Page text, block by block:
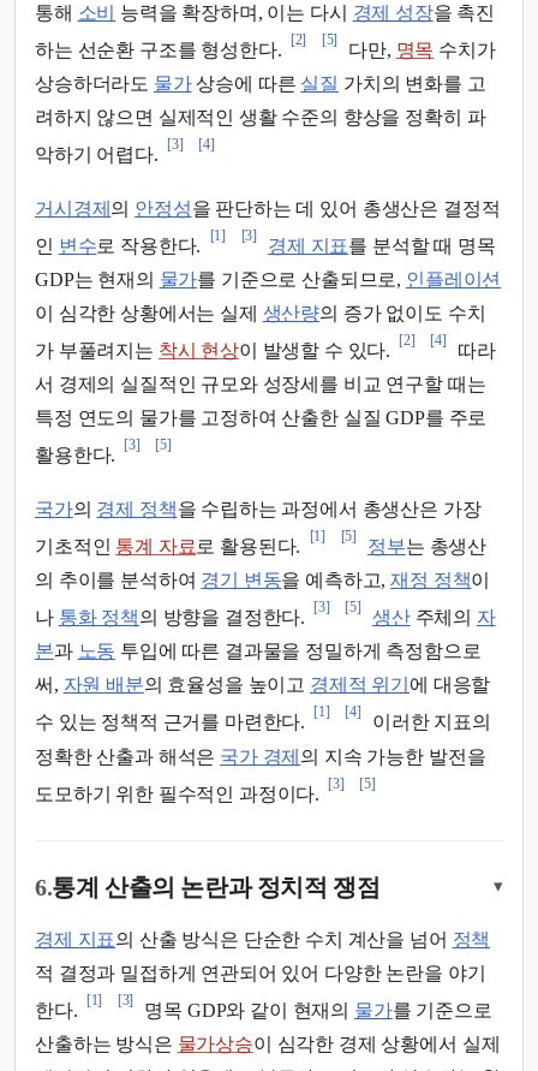
통해 소비 능력을 확장하며, 이는 다시 경제 성장을 촉진
하는 선순환 구조를 형성한다.
[2] [5]
다만, 명목 수치가
상승하더라도 물가상승에 따른 실질 가치의 변화를 고
려하지 않으면 실제적인 생활 수준의 향상을 정확히 파
악하기 어렵다.
[3] [4]
거시경제 의 안정성을 판단하는 데 있어 총생산은 결정적
인 변수로 작용한다.
[1] [3]
경제 지표를 분석할 때 명목
GDP는 현재의 물가를 기준으로 산출되므로, 인플레이션
이 심각한 상황에서는 실제 생산량의 증가 없이도 수치
가 부풀려지는 착시 현상이 발생할 수 있다.
[2] [4]
따라
서 경제의 실질적인 규모와 성장세를 비교 연구할 때는
특정 연도의 물가를 고정하여 산출한 실질 GDP를 주로
활용한다.
[3] [5]
국가의 경제 정책을 수립하는 과정에서 총생산은 가장
기초적인 통계 자료 로 활용된다.
[1] [5]
정부는 총생산
의 추이를 분석하여 경기 변동을 예측하고,재정 정책이
나 통화 정책의 방향을 결정한다.
[3] [5]
생산주체의 자
본과 노동 투입에 따른 결과물을 정밀하게 측정함으로
써, 자원 배분의 효율성을 높이고 경제적 위기 에 대응할
수 있는 정책적 근거를 마련한다.
[1] [4]
이러한 지표의
정확한 산출과 해석은 국가 경제 의 지속 가능한 발전을
도모하기 위한 필수적인 과정이다.
[3] [5]
6.통계 산출의 논란과 정치적 쟁점 ▾
경제 지표의 산출 방식은 단순한 수치 계산을 넘어 정책
적 결정과 밀접하게 연관되어 있어 다양한 논란을 야기
한다.
[1] [3]
명목 GDP와 같이 현재의 물가를 기준으로
산출하는 방식은 물가상승이 심각한 경제 상황에서 실제